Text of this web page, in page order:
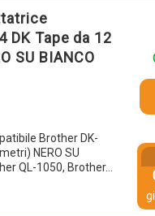
DK Tape da 12
SU BIANCO
Brother DK-
NERO SU
QL-1050, Brother…